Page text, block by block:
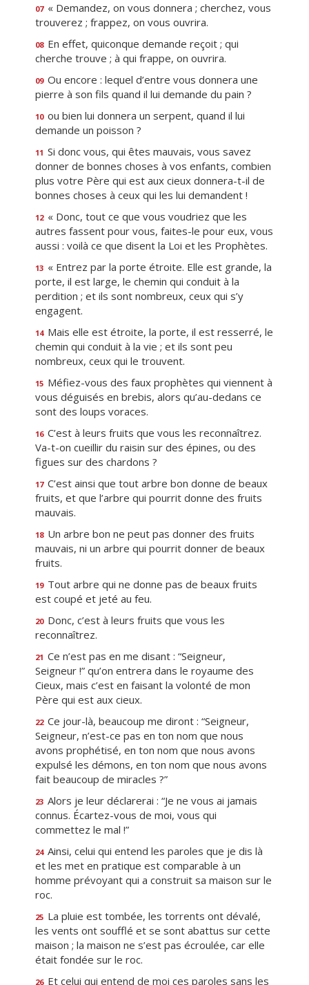
07 « Demandez, on vous donnera ; cherchez, vous
trouverez ; frappez, on vous ouvrira.
08 En effet, quiconque demande reçoit ; qui
cherche trouve ; à qui frappe, on ouvrira.
09 Ou encore : lequel d’entre vous donnera une
pierre à son fils quand il lui demande du pain ?
10 ou bien lui donnera un serpent, quand il lui
demande un poisson ?
11 Si donc vous, qui êtes mauvais, vous savez
donner de bonnes choses à vos enfants, combien
plus votre Père qui est aux cieux donnera-t-il de
bonnes choses à ceux qui les lui demandent !
12 « Donc, tout ce que vous voudriez que les
autres fassent pour vous, faites-le pour eux, vous
aussi : voilà ce que disent la Loi et les Prophètes.
13 « Entrez par la porte étroite. Elle est grande, la
porte, il est large, le chemin qui conduit à la
perdition ; et ils sont nombreux, ceux qui s’y
engagent.
14 Mais elle est étroite, la porte, il est resserré, le
chemin qui conduit à la vie ; et ils sont peu
nombreux, ceux qui le trouvent.
15 Méfiez-vous des faux prophètes qui viennent à
vous déguisés en brebis, alors qu’au-dedans ce
sont des loups voraces.
16 C’est à leurs fruits que vous les reconnaîtrez.
Va-t-on cueillir du raisin sur des épines, ou des
figues sur des chardons ?
17 C’est ainsi que tout arbre bon donne de beaux
fruits, et que l’arbre qui pourrit donne des fruits
mauvais.
18 Un arbre bon ne peut pas donner des fruits
mauvais, ni un arbre qui pourrit donner de beaux
fruits.
19 Tout arbre qui ne donne pas de beaux fruits
est coupé et jeté au feu.
20 Donc, c’est à leurs fruits que vous les
reconnaîtrez.
21 Ce n’est pas en me disant : “Seigneur,
Seigneur !” qu’on entrera dans le royaume des
Cieux, mais c’est en faisant la volonté de mon
Père qui est aux cieux.
22 Ce jour-là, beaucoup me diront : “Seigneur,
Seigneur, n’est-ce pas en ton nom que nous
avons prophétisé, en ton nom que nous avons
expulsé les démons, en ton nom que nous avons
fait beaucoup de miracles ?”
23 Alors je leur déclarerai : “Je ne vous ai jamais
connus. Écartez-vous de moi, vous qui
commettez le mal !”
24 Ainsi, celui qui entend les paroles que je dis là
et les met en pratique est comparable à un
homme prévoyant qui a construit sa maison sur le
roc.
25 La pluie est tombée, les torrents ont dévalé,
les vents ont soufflé et se sont abattus sur cette
maison ; la maison ne s’est pas écroulée, car elle
était fondée sur le roc.
26 Et celui qui entend de moi ces paroles sans les